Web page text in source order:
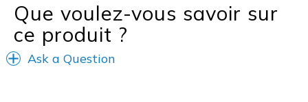
Width
Feels true to width
Sizing
View On Shoes
I'm Into Shoes
Que voulez-vous savoir sur
ce produit ?
Ask a Question